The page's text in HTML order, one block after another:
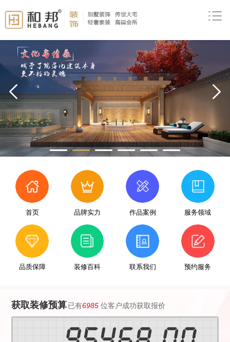
首页 品牌实力 作品案例 服务领域
品质保障 装修百科 联系我们 预约服务
获取装修预算已有6985位客户成功获取报价